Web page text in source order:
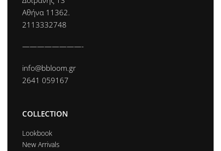
Αθήνα 11362.
2113332748
————————-
info@bbloom.gr
2641 059167
COLLECTION
Lookbook
New Arrivals